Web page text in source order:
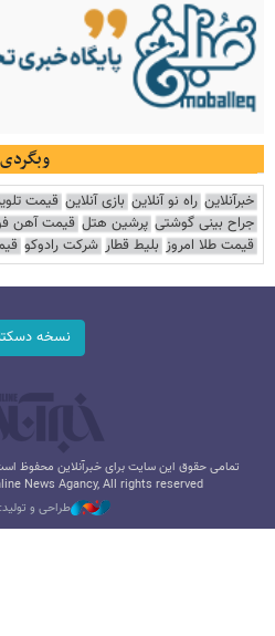
وبگردی
خبرآنلاین راه نو آنلاین بازی آنلاین قیمت
جراح بینی گوشتی پرشین هتل قیمت آهن
قیمت طلا امروز بلیط قطار شرکت رادوکو
نسخه
تمامی حقوق این سایت برای خبرآنلاین محفوظ
News Agancy, All rights reserved
طراحی و